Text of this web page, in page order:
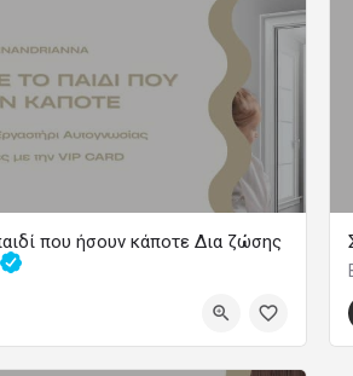
που ήσουν κάποτε Δια ζώσης
με την Ανδριάννα